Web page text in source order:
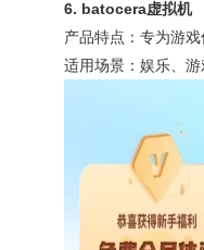
6. batocera虚拟机
产品特点：专为游
适用场景：娱乐、游